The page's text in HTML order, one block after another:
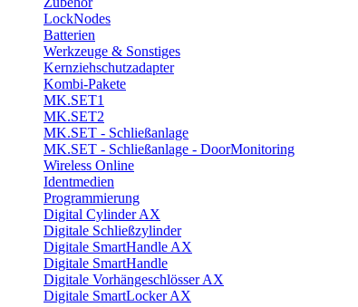
LockNodes
Batterien
Werkzeuge & Sonstiges
Kernziehschutzadapter
Kombi-Pakete
MK.SET1
MK.SET2
MK.SET - Schließanlage
MK.SET - Schließanlage - DoorMonitoring
Wireless Online
Identmedien
Programmierung
Digital Cylinder AX
Digitale Schließzylinder
Digitale SmartHandle AX
Digitale SmartHandle
Digitale Vorhängeschlösser AX
Digitale SmartLocker AX